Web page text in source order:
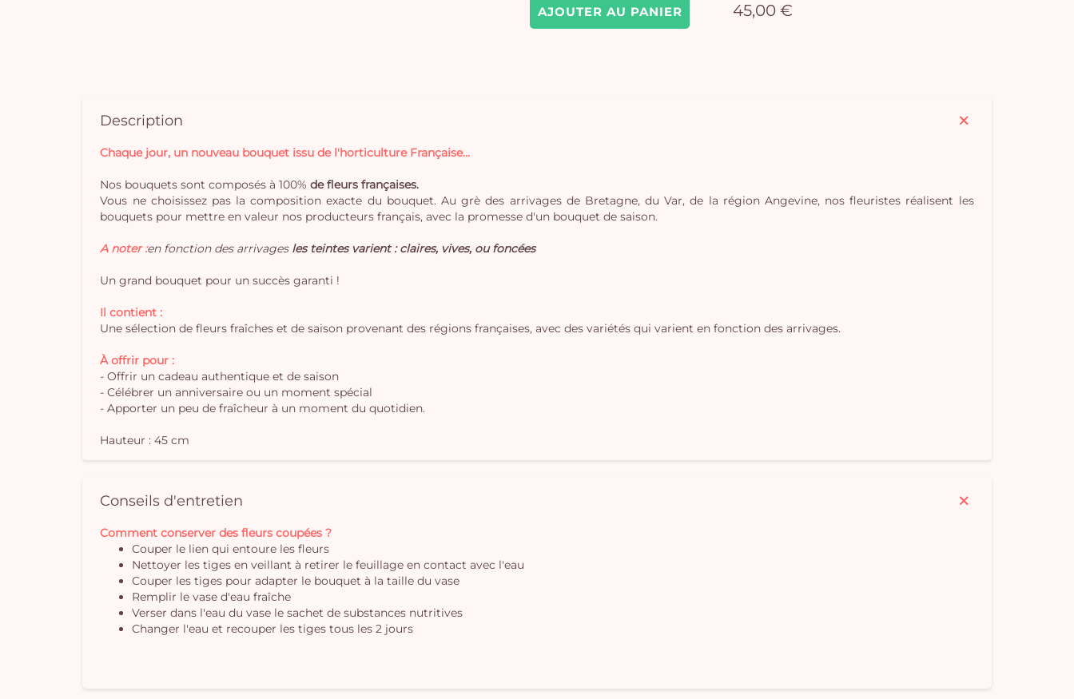
AJOUTER AU PANIER 45,00 €
Description
Chaque jour, un nouveau bouquet issu de l'horticulture Française...
Nos bouquets sont composés à 100% de fleurs françaises.
Vous ne choisissez pas la composition exacte du bouquet. Au grè des arrivages de Bretagne, du Var, de la région Angevine, nos fleuristes réalisent les
bouquets pour mettre en valeur nos producteurs français, avec la promesse d'un bouquet de saison.
A noter :en fonction des arrivages les teintes varient : claires, vives, ou foncées
Un grand bouquet pour un succès garanti !
Il contient :
Une sélection de fleurs fraîches et de saison provenant des régions françaises, avec des variétés qui varient en fonction des arrivages.
À offrir pour :
- Offrir un cadeau authentique et de saison
- Célébrer un anniversaire ou un moment spécial
- Apporter un peu de fraîcheur à un moment du quotidien.
Hauteur : 45 cm
Conseils d'entretien
Comment conserver des fleurs coupées ?
Couper le lien qui entoure les fleurs
Nettoyer les tiges en veillant à retirer le feuillage en contact avec l'eau
Couper les tiges pour adapter le bouquet à la taille du vase
Remplir le vase d'eau fraîche
Verser dans l'eau du vase le sachet de substances nutritives
Changer l'eau et recouper les tiges tous les 2 jours